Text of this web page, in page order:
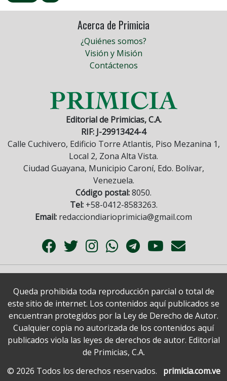
Acerca de Primicia
¿Quiénes somos?
Visión y Misión
Contáctenos
Editorial de Primicias, C.A.
RIF: J-29913424-4
Calle Cuchivero, Edificio Torre Atlantis, Piso Mezanina 1,
Local 2, Zona Alta Vista.
Ciudad Guayana, Municipio Caroní, Edo. Bolívar,
Venezuela.
Código postal:8050.
Tel:+58-0412-8583263.
Email: redacciondiarioprimicia@gmail.com
Queda prohibida toda reproducción parcial o total de
este sitio de internet. Los contenidos aquí publicados se
encuentran protegidos por la Ley de Derecho de Autor.
Cualquier copia no autorizada de los contenidos aquí
publicados viola las leyes de derechos de autor. Editorial
de Primicias, C.A.
© 2026 Todos los derechos reservados.
primicia.com.ve